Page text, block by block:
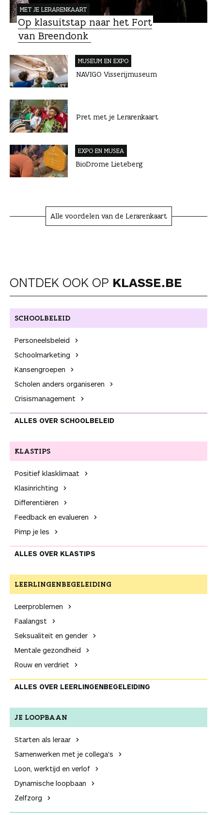
r
t
MET JE LERARENKAART
Op klasuitstap naar het Fort
van Breendonk
MUSEUM EN EXPO
NAVIGO Visserijmuseum
Pret met je Lerarenkaart
EXPO EN MUSEA
BioDrome Lieteberg
Alle voordelen van de Lerarenkaart
ONTDEK OOK OP KLASSE.BE
SCHOOL­BELEID
Personeels­beleid
School­marketing
Kansen­groepen
Scholen anders organiseren
Crisis­management
ALLES OVER SCHOOL­BELEID
KLASTIPS
Positief klas­klimaat
Klas­inrichting
Differentiëren
Feedback en evalueren
Pimp je les
ALLES OVER KLASTIPS
LEER­LINGEN­BEGELEIDING
Leer­problemen
Faalangst
Seksualiteit en gender
Mentale gezondheid
Rouw en verdriet
ALLES OVER LEER­LINGEN­BEGELEIDING
JE LOOPBAAN
Starten als leraar
Samenwerken met je collega's
Loon, werktijd en verlof
Dynamische loopbaan
Zelfzorg